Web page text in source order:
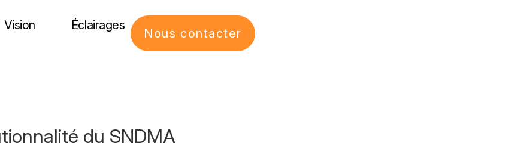
Vision Éclairages
Nous contacter
du SNDMA